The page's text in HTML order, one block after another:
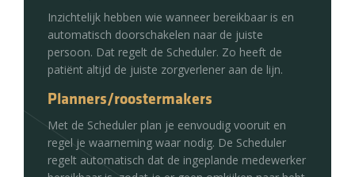
Inzichtelijk hebben wie wanneer bereikbaar is en
automatisch doorschakelen naar de juiste
persoon. Dat regelt de Scheduler. Zo heeft de
patiënt altijd de juiste zorgverlener aan de lijn.
Planners/roostermakers
Met de Scheduler plan je eenvoudig vooruit en
regel je waarneming waar nodig. De Scheduler
regelt automatisch dat de ingeplande medewerker